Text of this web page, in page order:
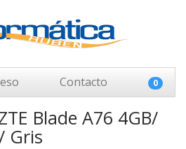
Contacto 0
Blade A76 4GB/
Gris